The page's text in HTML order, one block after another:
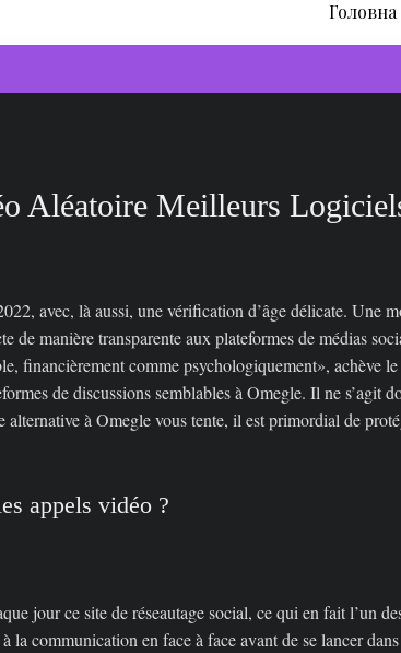
Головна
Aléatoire Meilleurs
avec, là aussi, une vérification d’âge délicate. Une
de manière transparente aux plateformes de médias
financièrement comme psychologiquement», achève
de discussions semblables à Omegle. Il ne s’agit
à Omegle vous tente, il est primordial de
appels vidéo ?
jour ce site de réseautage social, ce qui en fait l’un
la communication en face à face avant de se lancer